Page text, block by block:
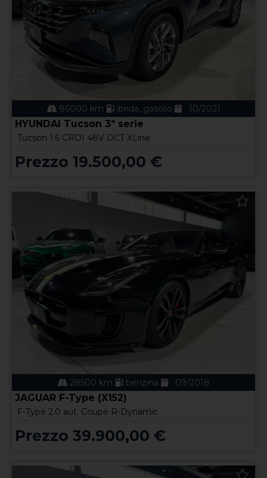
86000 km ibrida_gasolio 10/2021
HYUNDAI Tucson 3ª serie
Tucson 1.6 CRDI 48V DCT XLine
Prezzo 19.500,00 €
28500 km benzina 09/2018
JAGUAR F-Type (X152)
F-Type 2.0 aut. Coupé R-Dynamic
Prezzo 39.900,00 €